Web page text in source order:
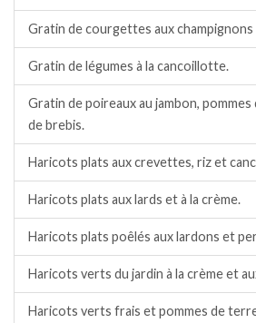
Gratin de courgettes aux
Gratin de légumes à la cancoillotte.
Gratin de poireaux au jambon,
de brebis.
Haricots plats aux crevettes, riz et
Haricots plats aux lards et à la crème.
Haricots plats poêlés aux lardons et
Haricots verts du jardin à la crème et
Haricots verts frais et pommes de